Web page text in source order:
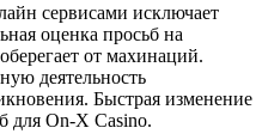
сервисами исключает
оценка просьб на
от махинаций.
деятельность
Быстрая изменение
для On-X Casino.